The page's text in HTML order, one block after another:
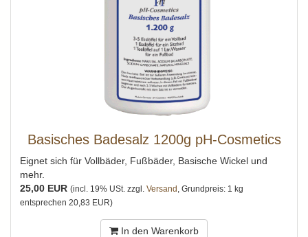
Basisches Badesalz 1200g pH-Cosmetics
Eignet sich für Vollbäder, Fußbäder, Basische Wickel und
mehr.
25,00 EUR (incl. 19% USt. zzgl. Versand , Grundpreis: 1 kg
entsprechen 20,83 EUR)
In den Warenkorb